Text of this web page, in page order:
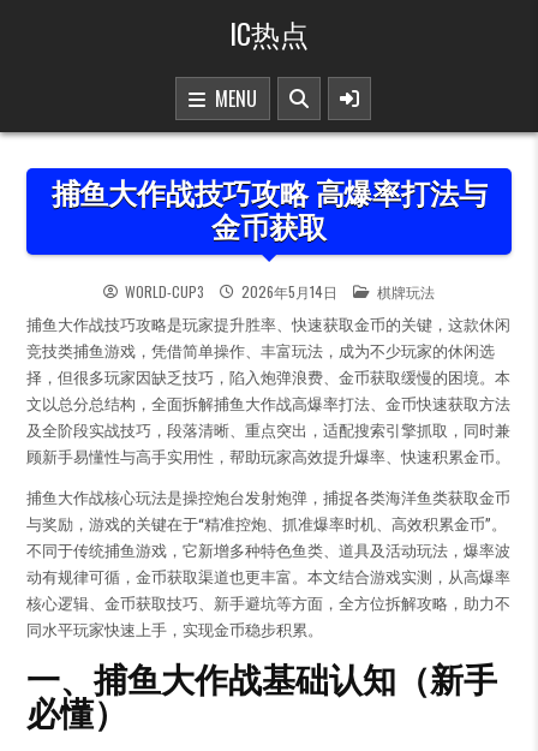
IC热点
MENU
捕鱼大作战技巧攻略 高爆率打法与
金币获取
WORLD-CUP3 2026年5月14日 POSTED IN
棋牌玩法
捕鱼大作战技巧攻略是玩家提升胜率、快速获取金币的关键，这款休闲
竞技类捕鱼游戏，凭借简单操作、丰富玩法，成为不少玩家的休闲选
择，但很多玩家因缺乏技巧，陷入炮弹浪费、金币获取缓慢的困境。本
文以总分总结构，全面拆解捕鱼大作战高爆率打法、金币快速获取方法
及全阶段实战技巧，段落清晰、重点突出，适配搜索引擎抓取，同时兼
顾新手易懂性与高手实用性，帮助玩家高效提升爆率、快速积累金币。
捕鱼大作战核心玩法是操控炮台发射炮弹，捕捉各类海洋鱼类获取金币
与奖励，游戏的关键在于“精准控炮、抓准爆率时机、高效积累金币”。
不同于传统捕鱼游戏，它新增多种特色鱼类、道具及活动玩法，爆率波
动有规律可循，金币获取渠道也更丰富。本文结合游戏实测，从高爆率
核心逻辑、金币获取技巧、新手避坑等方面，全方位拆解攻略，助力不
同水平玩家快速上手，实现金币稳步积累。
一、捕鱼大作战基础认知（新手
必懂）